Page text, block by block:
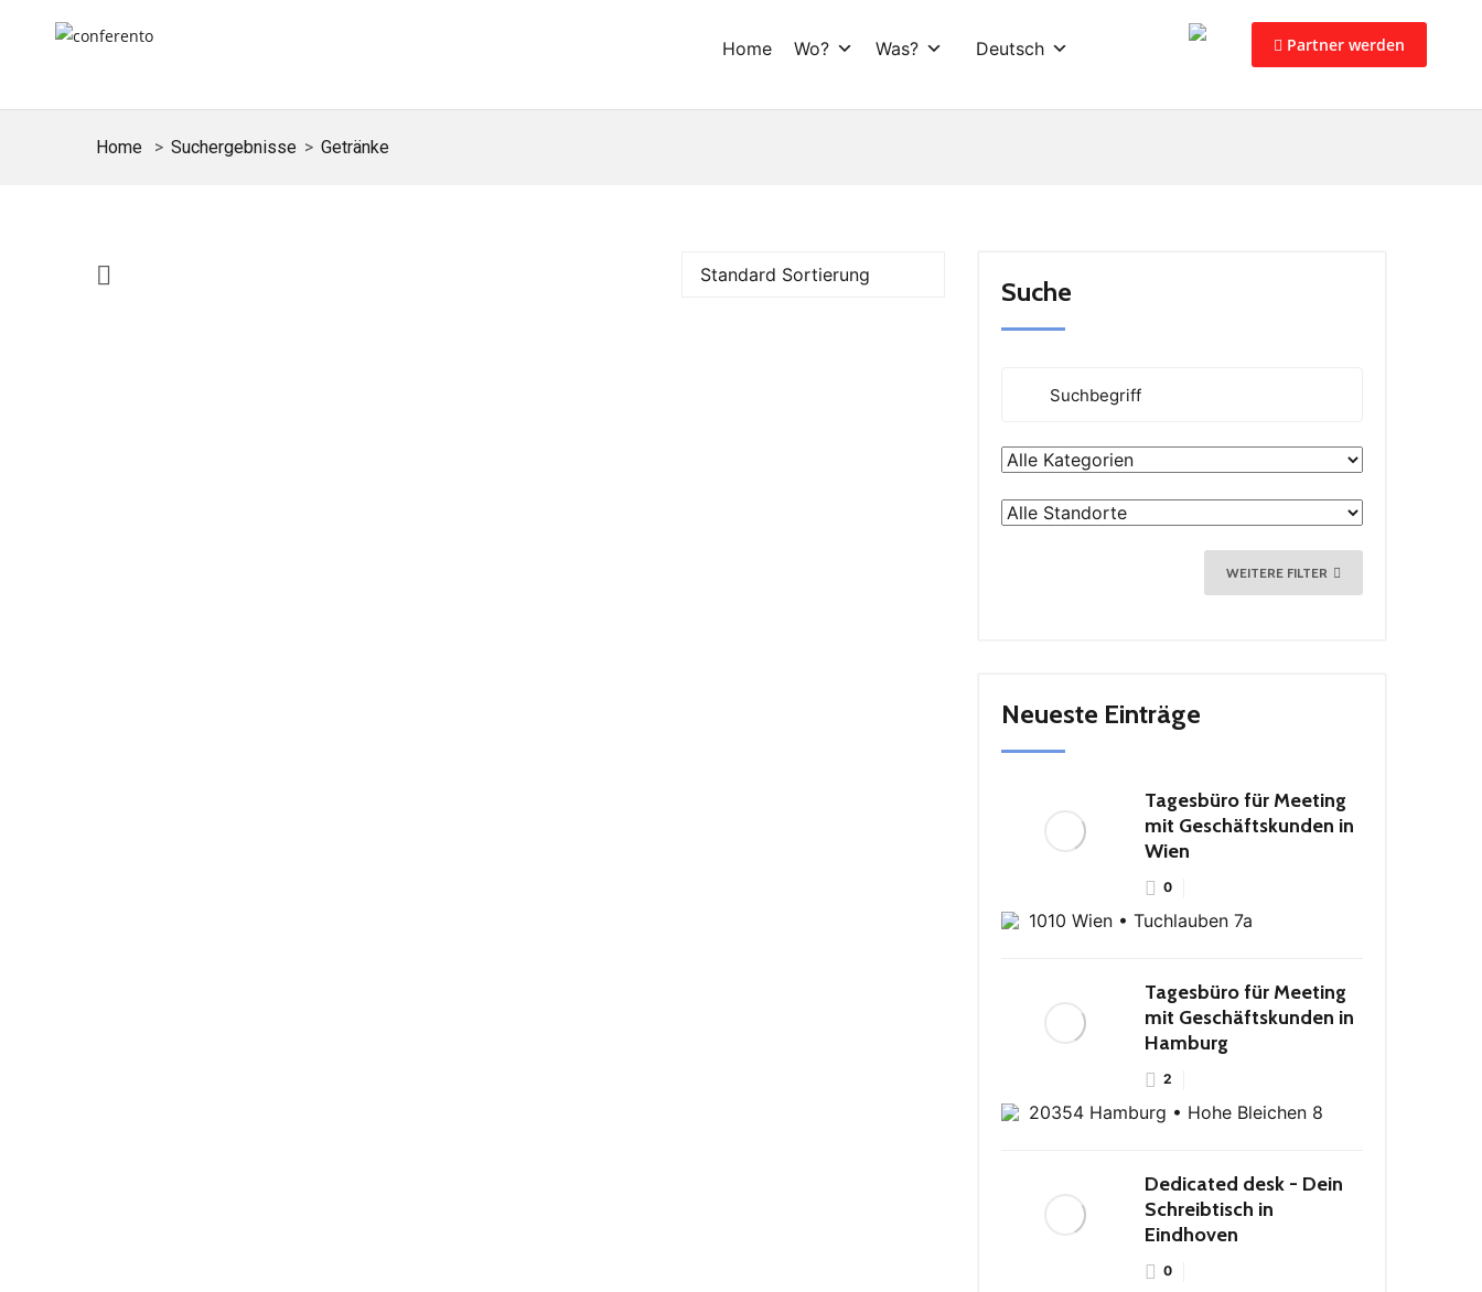
Partner werden
Home Wo? Was? Deutsch
Home Suchergebnisse Getränke
Suche
WEITERE FILTER
Neueste Einträge
Tagesbüro für Meeting
mit Geschäftskunden in
Wien
0
1010 Wien • Tuchlauben 7a
Tagesbüro für Meeting
mit Geschäftskunden in
Hamburg
2
20354 Hamburg • Hohe Bleichen 8
Dedicated desk - Dein
Schreibtisch in
Eindhoven
0